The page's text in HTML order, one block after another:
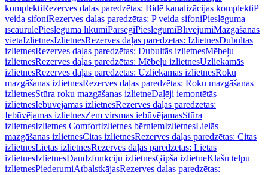
komplektiRezerves daļas paredzētas: Bidē kanalizācijas komplektiP
veida sifoniRezerves daļas paredzētas: P veida sifoniPieslēguma
īscaurulePieslēguma līkumiPārsegiPieslēgumiBlīvējumiMazgāšanas
vietaIzlietnesIzlietnesRezerves daļas paredzētas: IzlietnesDubultās
izlietnesRezerves daļas paredzētas: Dubultās izlietnesMēbeļu
izlietnesRezerves daļas paredzētas: Mēbeļu izlietnesUzliekamās
izlietnesRezerves daļas paredzētas: Uzliekamās izlietnesRoku
mazgāšanas izlietnesRezerves daļas paredzētas: Roku mazgāšanas
izlietnesStūra roku mazgāšanas izlietneDaļēji iemontētās
izlietnesIebūvējamas izlietnesRezerves daļas paredzētas:
Iebūvējamas izlietnesZem virsmas iebūvējamasStūra
izlietnesIzlietnes ComfortIzlietnes bērniemIzlietnesLielās
mazgāšanas izlietnesCitas izlietnesRezerves daļas paredzētas: Citas
izlietnesLietās izlietnesRezerves daļas paredzētas: Lietās
izlietnesIzlietnesDaudzfunkciju izlietnesĢipša izlietneKlašu telpu
izlietnesPiederumiAtbalstkājasRezerves daļas paredzētas: